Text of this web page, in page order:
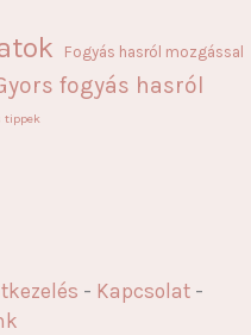
Fogyás hasról mozgással
fogyás hasról
tippek
- Kapcsolat-